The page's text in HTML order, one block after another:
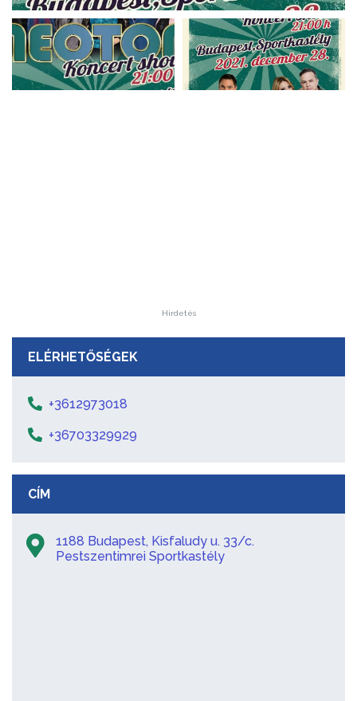
Hirdetés
ELÉRHETŐSÉGEK
+3612973018
+36703329929
CÍM
1188 Budapest, Kisfaludy u. 33/c.
Pestszentimrei Sportkastély